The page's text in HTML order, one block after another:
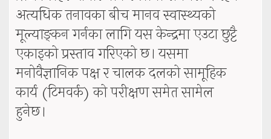
अत्यधिक तनावका बीच मानव स्वास्थ्यको
मूल्याङ्कन गर्नका लागि यस केन्द्रमा एउटा छुट्टै
एकाइको प्रस्ताव गरिएको छ। यसमा
मनोवैज्ञानिक पक्ष र चालक दलको सामूहिक
कार्य (टिमवर्क) को परीक्षण समेत सामेल
हुनेछ।